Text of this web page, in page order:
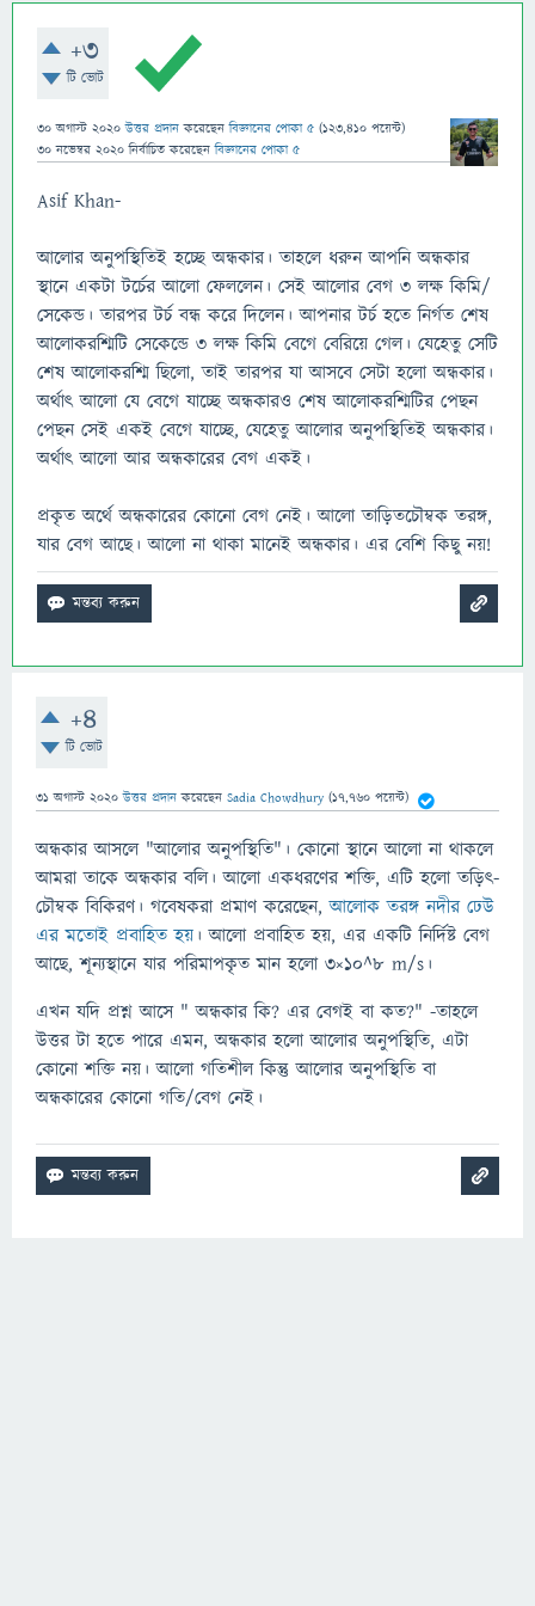
+3
টি ভোট
30 অগাস্ট 2020 উত্তর প্রদান করেছেনবিজ্ঞানের পোকা ৫ (123,410 পয়েন্ট)
30 নভেম্বর 2020 নির্বাচিত করেছেনবিজ্ঞানের পোকা ৫
Asif Khan-
আলোর অনুপস্থিতিই হচ্ছে অন্ধকার। তাহলে ধরুন আপনি অন্ধকার
স্থানে একটা টর্চের আলো ফেললেন। সেই আলোর বেগ ৩ লক্ষ কিমি/
সেকেন্ড। তারপর টর্চ বন্ধ করে দিলেন। আপনার টর্চ হতে নির্গত শেষ
আলোকরশ্মিটি সেকেন্ডে ৩ লক্ষ কিমি বেগে বেরিয়ে গেল। যেহেতু সেটি
শেষ আলোকরশ্মি ছিলো, তাই তারপর যা আসবে সেটা হলো অন্ধকার।
অর্থাৎ আলো যে বেগে যাচ্ছে অন্ধকারও শেষ আলোকরশ্মিটির পেছন
পেছন সেই একই বেগে যাচ্ছে, যেহেতু আলোর অনুপস্থিতিই অন্ধকার।
অর্থাৎ আলো আর অন্ধকারের বেগ একই।
প্রকৃত অর্থে অন্ধকারের কোনো বেগ নেই। আলো তাড়িতচৌম্বক তরঙ্গ,
যার বেগ আছে। আলো না থাকা মানেই অন্ধকার। এর বেশি কিছু নয়!
+4
টি ভোট
31 অগাস্ট 2020 উত্তর প্রদান করেছেন Sadia Chowdhury (17,760 পয়েন্ট)
অন্ধকার আসলে "আলোর অনুপস্থিতি"। কোনো স্থানে আলো না থাকলে
আমরা তাকে অন্ধকার বলি। আলো একধরণের শক্তি, এটি হলো তড়িৎ-
চৌম্বক বিকিরণ। গবেষকরা প্রমাণ করেছেন,আলোক তরঙ্গ নদীর ঢেউ
এর মতোই প্রবাহিত হয়। আলো প্রবাহিত হয়, এর একটি নির্দিষ্ট বেগ
আছে, শূন্যস্থানে যার পরিমাপকৃত মান হলো 3×10^8 m/s।
এখন যদি প্রশ্ন আসে " অন্ধকার কি? এর বেগই বা কত?" -তাহলে
উত্তর টা হতে পারে এমন, অন্ধকার হলো আলোর অনুপস্থিতি, এটা
কোনো শক্তি নয়। আলো গতিশীল কিন্তু আলোর অনুপস্থিতি বা
অন্ধকারের কোনো গতি/বেগ নেই।